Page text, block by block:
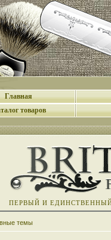
Главная
товаров
ПЕРВЫЙ И
темы